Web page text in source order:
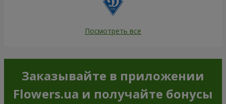
Посмотреть все
Заказывайте в приложении
Flowers.ua и получайте бонусы